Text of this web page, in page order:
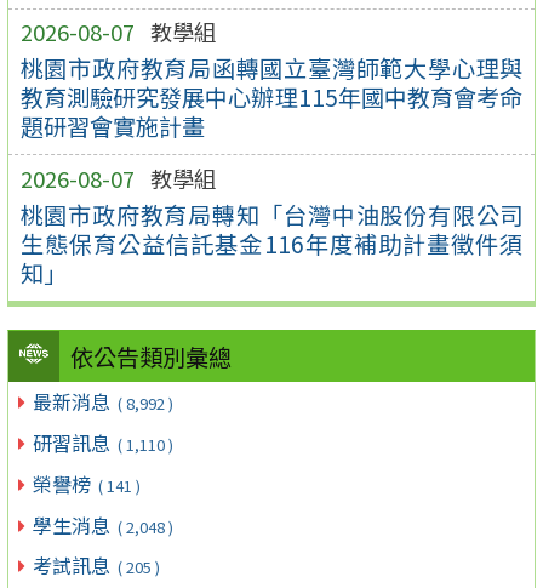
2026-08-07 教學組
桃園市政府教育局函轉國立臺灣師範大學心理與
教育測驗研究發展中心辦理115年國中教育會考命
題研習會實施計畫
2026-08-07 教學組
桃園市政府教育局轉知「台灣中油股份有限公司
生態保育公益信託基金116年度補助計畫徵件須
知」
依公告類別彙總
最新消息 ( 8,992 )
研習訊息 ( 1,110 )
榮譽榜 ( 141 )
學生消息 ( 2,048 )
考試訊息 ( 205 )